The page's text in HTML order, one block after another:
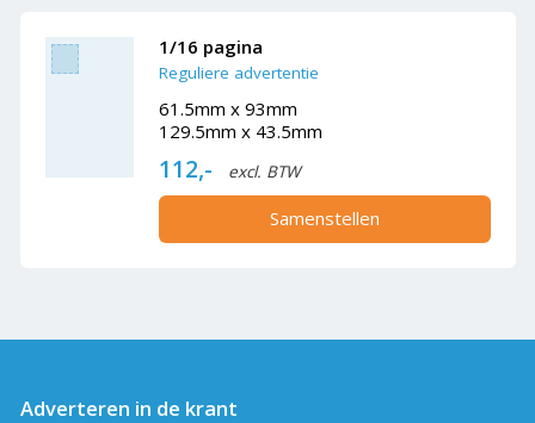
1/16 pagina
Reguliere advertentie
61.5mm x 93mm
129.5mm x 43.5mm
112,- excl. BTW
Samenstellen
Adverteren in de krant